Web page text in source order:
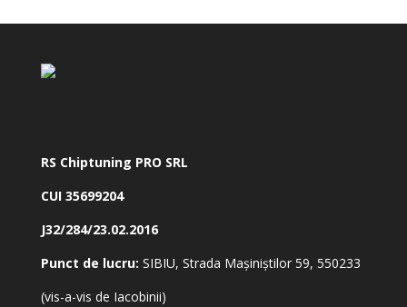
RS Chiptuning PRO SRL
CUI 35699204
J32/284/23.02.2016
Punct de lucru: SIBIU, Strada Mașiniștilor 59, 550233
(vis-a-vis de Iacobinii)